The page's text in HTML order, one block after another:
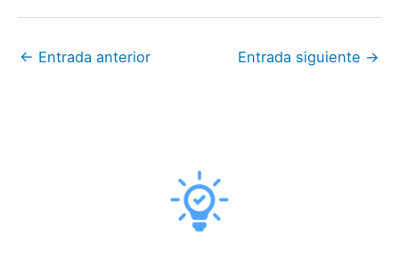
← Entrada anterior Entrada siguiente →